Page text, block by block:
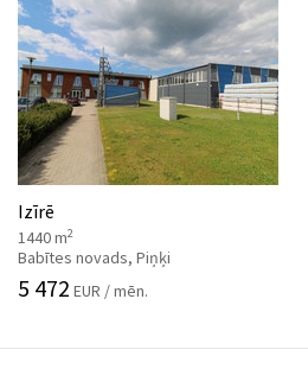
Izīrē
1440 m2
Babītes novads, Piņķi
5 472 EUR / mēn.